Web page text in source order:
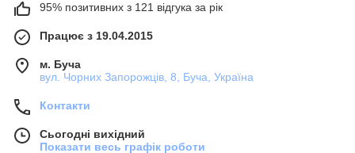
95% позитивних з 121 відгука за рік
Працює з 19.04.2015
м. Буча
вул. Чорних Запорожців, 8, Буча, Україна
Контакти
Сьогодні вихідний
Показати весь графік роботи